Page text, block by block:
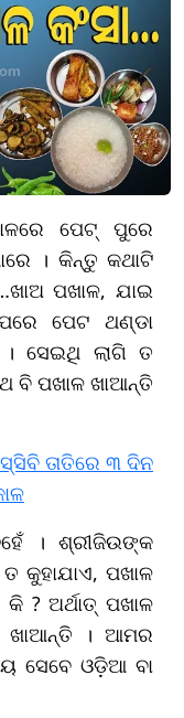
ପେଟ୍ ପୁରେ
। କିନ୍ତୁ କଥାଟି
ପଖାଳ, ଯାଇ
ପେଟ ଥଣ୍ଡା
ସେଇଥି ଲାଗି ତ
ବି ପଖାଳ ଖାଆନ୍ତି
ତାତିରେ ୩ ଦିନ
। ଶ୍ରୀଜିଉଙ୍କ
କୁହାଯାଏ, ପଖାଳ
? ଅର୍ଥାତ୍ ପଖାଳ
ଖାଆନ୍ତି । ଆମର
ସେବେ ଓଡ଼ିଆ ବା